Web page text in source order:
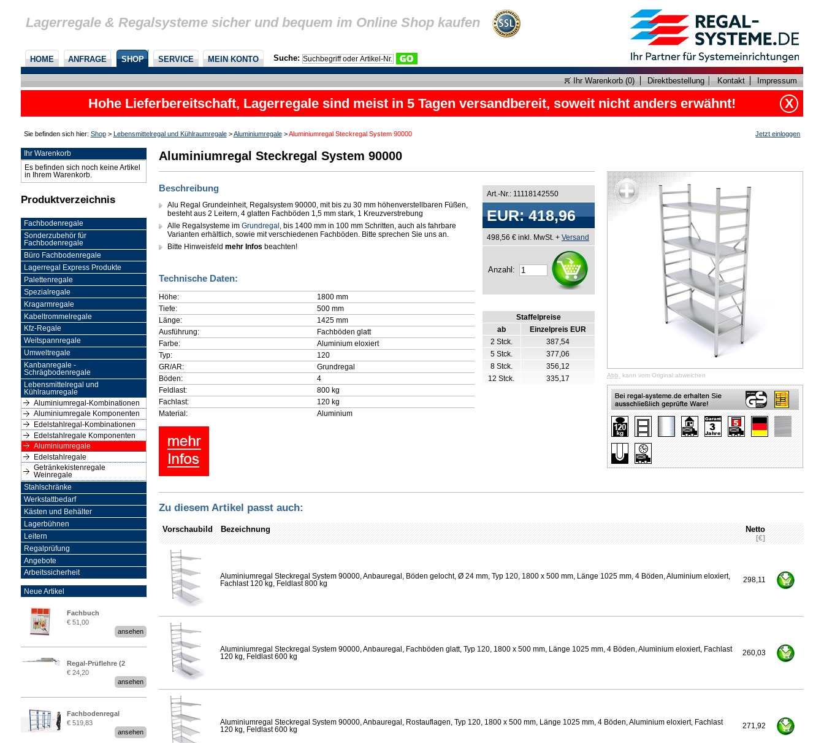
Lagerregale & Regalsysteme sicher und bequem im Online Shop kaufen
HOME ANFRAGE SHOP SERVICE MEIN KONTO Suche:
Ihr Warenkorb (0) Direktbestellung Kontakt Impressum
Hohe Lieferbereitschaft, Lagerregale sind meist in 5 Tagen versandbereit, soweit nicht anders erwähnt! X
Jetzt einloggen
Sie befinden sich hier: Shop> Lebensmittelregal und Kühlraumregale>Aluminiumregale>Aluminiumregal Steckregal System 90000
Ihr Warenkorb
Es befinden sich noch keine Artikel
in Ihrem Warenkorb.
Produktverzeichnis
Fachbodenregale
Sonderzubehör für
Fachbodenregale
Büro Fachbodenregale
Lagerregal Express Produkte
Palettenregale
Spezialregale
Kragarmregale
Kabeltrommelregale
Kfz-Regale
Weitspannregale
Umweltregale
Kanbanregale -
Schrägbodenregale
Lebensmittelregal und
Kühlraumregale
Aluminiumregal-Kombinationen
Aluminiumregale Komponenten
Edelstahlregal-Kombinationen
Edelstahlregale Komponenten
Aluminiumregale
Edelstahlregale
Getränkekistenregale
Weinregale
Stahlschränke
Werkstattbedarf
Kästen und Behälter
Lagerbühnen
Leitern
Regalprüfung
Angebote
Arbeitssicherheit
Neue Artikel
Fachbuch
„Regalprüfung nach DIN
€ 51,00
ansehen
Regal-Prüflehre (2
Stück)
€ 24,20
ansehen
Fachbodenregal
Stecksystem MultiPlus
2,25 Meter breit
€ 519,83
ansehen
Aluminiumregal Steckregal System 90000
Abb. kann vom Original abweichen
Art.-Nr.: 11118142550
EUR: 418,96
498,56 € inkl. MwSt. + Versand
Anzahl:
Staffelpreise
ab
Einzelpreis EUR
2 Stck.
387,54
5 Stck.
377,06
8 Stck.
356,12
12 Stck.
335,17
Beschreibung
Alu Regal Grundeinheit, Regalsystem 90000, mit bis zu 30 mm höhenverstellbaren Füßen,
besteht aus 2 Leitern, 4 glatten Fachböden 1,5 mm stark, 1 Kreuzverstrebung
Alle Regalsysteme imGrundregal, bis 1400 mm in 100 mm Schritten, auch als fahrbare
Varianten erhältlich, sowie mit verschiedenen Fachböden. Bitte sprechen Sie uns an.
Bitte Hinweisfeldmehr Infos beachten!
Technische Daten:
Höhe:
1800 mm
Tiefe:
500 mm
Länge:
1425 mm
Ausführung:
Fachböden glatt
Farbe:
Aluminium eloxiert
Typ:
120
GR/AR:
Grundregal
Böden:
4
Feldlast:
800 kg
Fachlast:
120 kg
Material:
Aluminium
Zu diesem Artikel passt auch:
Vorschaubild Bezeichnung Netto
[€]
Aluminiumregal Steckregal System 90000, Anbauregal, Böden gelocht, Ø 24 mm, Typ 120, 1800 x 500 mm, Länge 1025 mm, 4 Böden, Aluminium eloxiert,
Fachlast 120 kg, Feldlast 800 kg
298,11
Aluminiumregal Steckregal System 90000, Anbauregal, Fachböden glatt, Typ 120, 1800 x 500 mm, Länge 1025 mm, 4 Böden, Aluminium eloxiert, Fachlast
120 kg, Feldlast 600 kg
260,03
Aluminiumregal Steckregal System 90000, Anbauregal, Rostauflagen, Typ 120, 1800 x 500 mm, Länge 1025 mm, 4 Böden, Aluminium eloxiert, Fachlast
120 kg, Feldlast 600 kg
271,92